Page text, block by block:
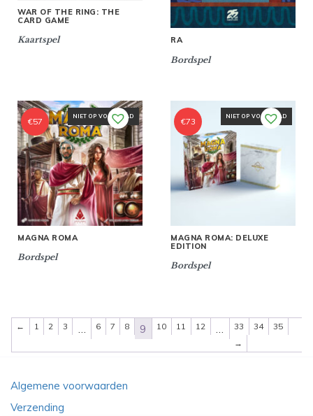
WAR OF THE RING: THE
CARD GAME
Kaartspel RA
Bordspel
NIET OP VOORRAAD
MAGNA ROMA
Bordspel
€57
NIET OP VOORRAAD
MAGNA ROMA: DELUXE
EDITION
Bordspel
€73
← 1 2 3 6 7 8 9 10 11 12 33 34
35
→
Algemene voorwaarden
Verzending